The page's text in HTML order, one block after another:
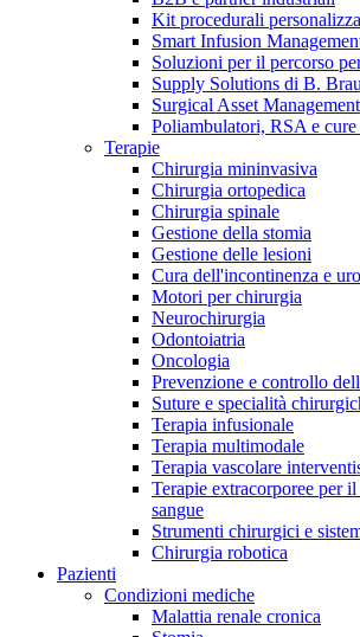
Catalogo prodotti
Trova il prodotto che stai cercando.
Braun con il nostro portfolio completo.
Hai domande o richieste? Scrivici per
contatto con un nostro referente.
Kit procedurali
Smart Infusion
Soluzioni per il percorso
Supply Solutions di B.
Surgical Asset Management
Poliambulatori, RSA e
Terapie
Chirurgia mininvasiva
Chirurgia ortopedica
Chirurgia spinale
Gestione della stomia
Gestione delle lesioni
Cura dell'incontinenza e
Motori per chirurgia
Neurochirurgia
Odontoiatria
Oncologia
Prevenzione e controllo
Suture e specialità
Terapia infusionale
Terapia multimodale
Terapia vascolare
Terapie extracorporee per
sangue
Strumenti chirurgici e
Chirurgia robotica
Pazienti
Condizioni mediche
Malattia renale cronica